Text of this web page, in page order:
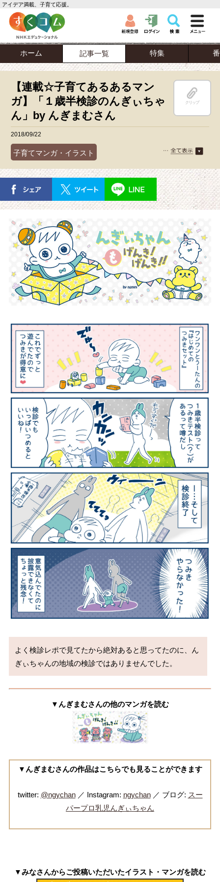
アイデア満載、子育て応援。
ホーム 記事一覧 特集
【連載☆子育てあるあるマン
ガ】「１歳半検診のんぎぃちゃ
ん」by んぎまむさん
クリップ
2018/09/22
子育てマンガ・イラスト
よく検診レポで見てたから絶対あると思ってたのに、ん
▼んぎまむさんの他のマンガを読む
▼んぎまむさんの作品はこちらでも見ることができます
twitter: @ngychan／ Instagram: ngychan／ ブログ: スー
パープロ乳児んぎぃちゃん
▼みなさんからご投稿いただいたイラスト・マンガを読む